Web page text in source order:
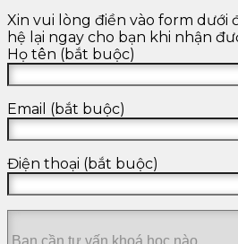
Xin vui lòng điền vào form dưới
hệ lại ngay cho bạn khi nhận
Họ tên (bắt buộc)
Email (bắt buộc)
Điện thoại (bắt buộc)